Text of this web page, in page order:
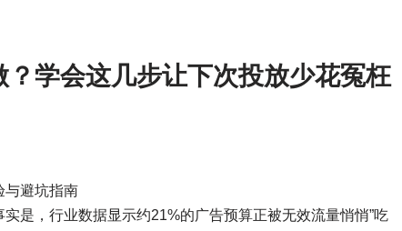
学会这几步让下次投放少花冤枉
与避坑指南
是，行业数据显示约21%的广告预算正被无效流量悄悄”吃